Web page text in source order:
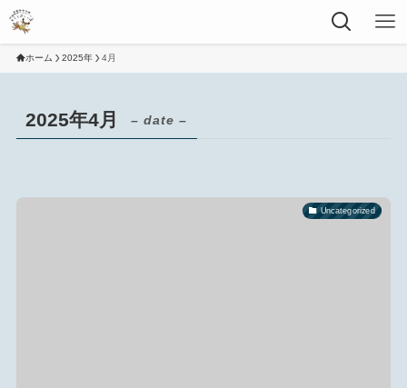
ホーム 2025年 4月
2025年4月 – date –
Uncategorized